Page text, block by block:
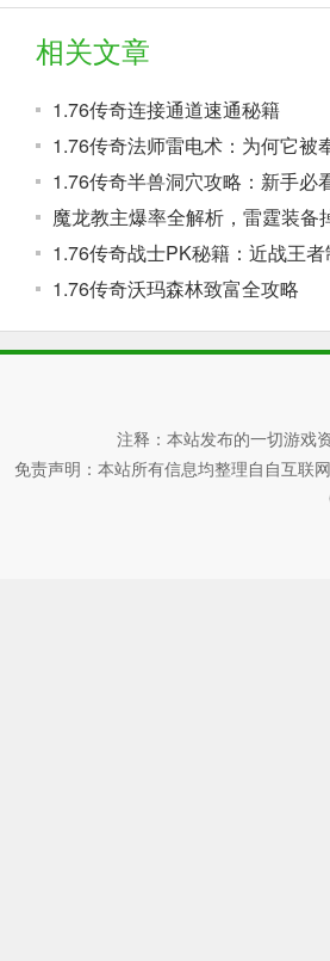
相关文章
1.76传奇连接通道速通秘籍
1.76传奇法师雷电术：为何它被
1.76传奇半兽洞穴攻略：新手必
魔龙教主爆率全解析，雷霆装备
1.76传奇战士PK秘籍：近战王
1.76传奇沃玛森林致富全攻略
注释：本站发布的一切游戏
免责声明：本站所有信息均整理自自互联